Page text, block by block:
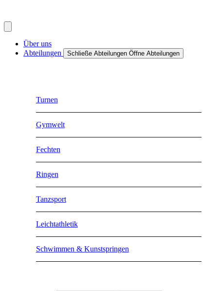
Über uns
Abteilungen
Schließe Abteilungen Öffne Abteilungen
Turnen
Gymwelt
Fechten
Ringen
Tanzsport
Leichtathletik
Schwimmen & Kunstspringen